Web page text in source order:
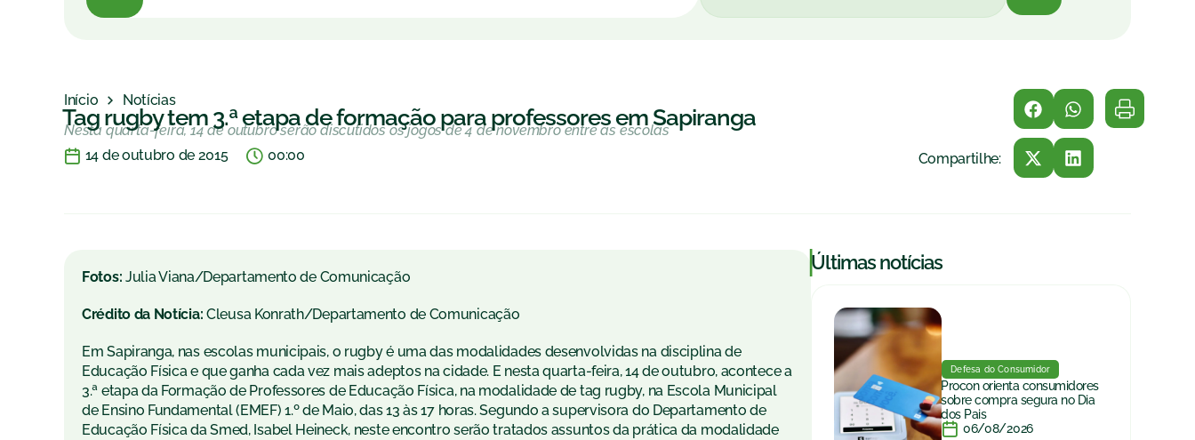
Início Notícias
Tag rugby tem 3.ª etapa de formação para professores em Sapiranga
Nesta quarta-feira, 14 de outubro serão discutidos os jogos de 4 de novembro entre as escolas
14 de outubro de 2015
00:00 Compartilhe:
Fotos: Julia Viana/Departamento de Comunicação
Crédito da Notícia: Cleusa Konrath/Departamento de Comunicação
Em Sapiranga, nas escolas municipais, o rugby é uma das modalidades desenvolvidas na disciplina de
Educação Física e que ganha cada vez mais adeptos na cidade. E nesta quarta-feira, 14 de outubro, acontece a
3.ª etapa da Formação de Professores de Educação Física, na modalidade de tag rugby, na Escola Municipal
de Ensino Fundamental (EMEF) 1.º de Maio, das 13 às 17 horas. Segundo a supervisora do Departamento de
Educação Física da Smed, Isabel Heineck, neste encontro serão tratados assuntos da prática da modalidade
|Últimas notícias
Defesa do Consumidor
Procon orienta consumidores
sobre compra segura no Dia
dos Pais
06/08/2026